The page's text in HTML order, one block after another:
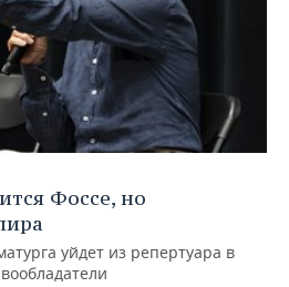
Фоссе, но
уйдет из репертуара в